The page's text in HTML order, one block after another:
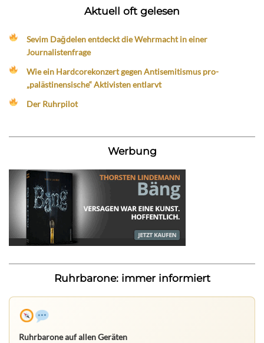
Aktuell oft gelesen
Sevim Dağdelen entdeckt die Wehrmacht in einer
Journalistenfrage
Wie ein Hardcorekonzert gegen Antisemitismus pro-
„palästinensische“ Aktivisten entlarvt
Der Ruhrpilot
Werbung
Ruhrbarone: immer informiert
Ruhrbarone auf allen Geräten